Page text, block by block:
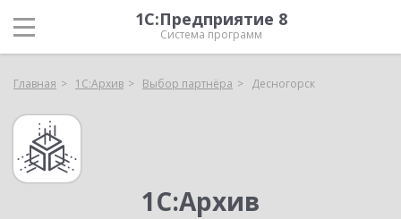
1С:Предприятие 8
Система программ
Главная 1С:Архив Выбор партнёра Десногорск
1С:Архив